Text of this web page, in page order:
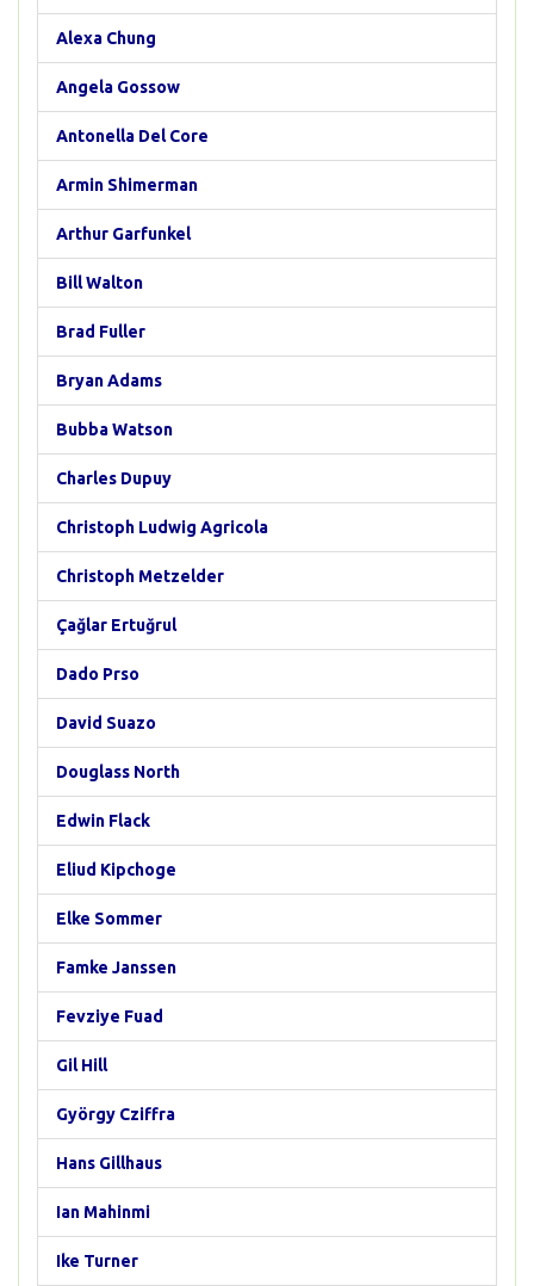
Alexa Chung
Angela Gossow
Antonella Del Core
Armin Shimerman
Arthur Garfunkel
Bill Walton
Brad Fuller
Bryan Adams
Bubba Watson
Charles Dupuy
Christoph Ludwig Agricola
Christoph Metzelder
Çağlar Ertuğrul
Dado Prso
David Suazo
Douglass North
Edwin Flack
Eliud Kipchoge
Elke Sommer
Famke Janssen
Fevziye Fuad
Gil Hill
György Cziffra
Hans Gillhaus
Ian Mahinmi
Ike Turner